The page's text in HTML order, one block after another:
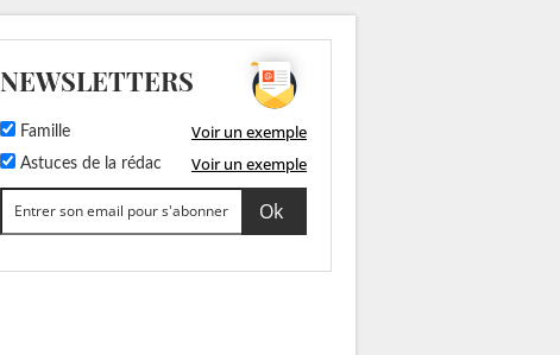
NEWSLETTERS
Famille Voir un exemple
Astuces de la rédac Voir un exemple